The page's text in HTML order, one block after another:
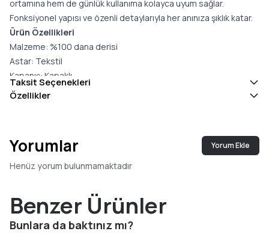
ortamına hem de günlük kullanıma kolayca uyum sağlar.
Fonksiyonel yapısı ve özenli detaylarıyla her anınıza şıklık katar.
Ürün Özellikleri
Malzeme: %100 dana derisi
Astar: Tekstil
Kapanış: Kapaklı
İç detaylar: 1 ana bölme, 1 fermuarlı iç cep
Taksit Seçenekleri
Özellikler
Yorumlar Yorum Ekle
Henüz yorum bulunmamaktadır
Benzer Ürünler
Bunlara da baktınız mı?